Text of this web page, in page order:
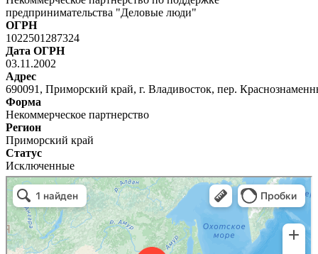
предпринимательства "Деловые люди"
ОГРН
1022501287324
Дата ОГРН
03.11.2002
Адрес
690091, Приморский край, г. Владивосток, пер.
Форма
Некоммерческое партнерство
Регион
Приморский край
Статус
Исключенные